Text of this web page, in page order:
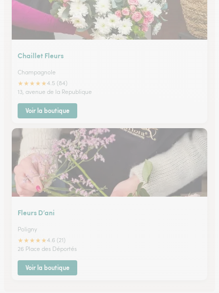
Chaillet Fleurs
Champagnole
★★★★★4.5 (84)
13, avenue de la Republique
Voir la boutique
Fleurs D’ani
Poligny
★★★★★4.6 (21)
26 Place des Déportés
Voir la boutique